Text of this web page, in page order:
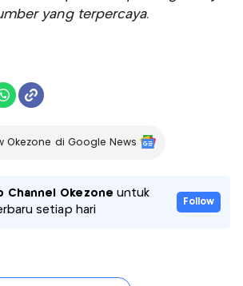
yang terpercaya.
Okezone di Google News
Channel Okezone untuk
setiap hari
Follow